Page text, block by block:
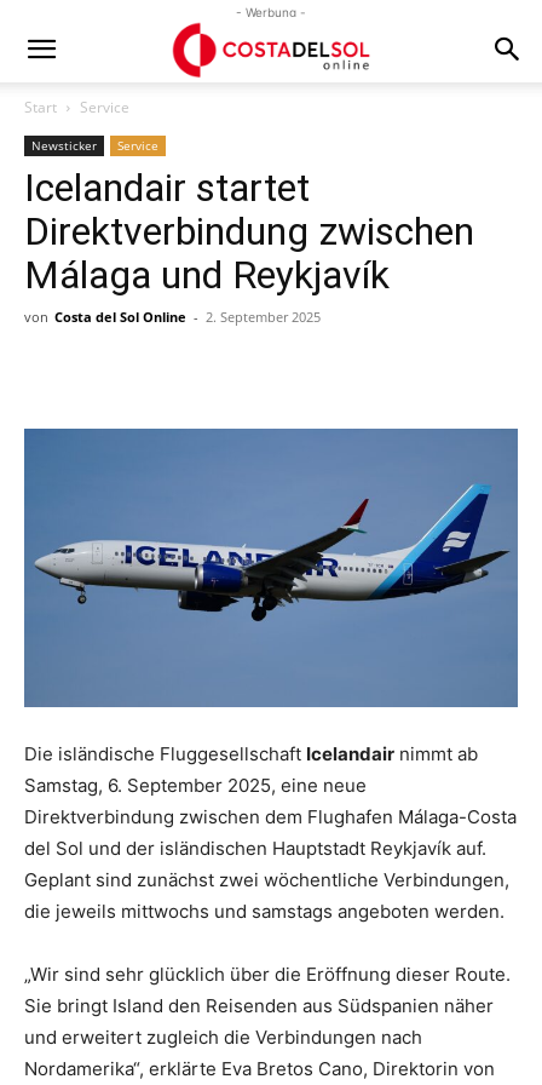
- Werbung -
Start Service
Newsticker Service
Icelandair startet
Direktverbindung zwischen
Málaga und Reykjavík
von Costa del Sol Online - 2. September 2025
Die isländische Fluggesellschaft Icelandair nimmt ab
Samstag, 6. September 2025, eine neue
Direktverbindung zwischen dem Flughafen Málaga-Costa
del Sol und der isländischen Hauptstadt Reykjavík auf.
Geplant sind zunächst zwei wöchentliche Verbindungen,
die jeweils mittwochs und samstags angeboten werden.
„Wir sind sehr glücklich über die Eröffnung dieser Route.
Sie bringt Island den Reisenden aus Südspanien näher
und erweitert zugleich die Verbindungen nach
Nordamerika“, erklärte Eva Bretos Cano, Direktorin von